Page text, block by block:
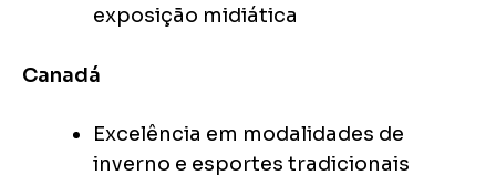
exposição midiática
Canadá
Excelência em modalidades de
inverno e esportes tradicionais